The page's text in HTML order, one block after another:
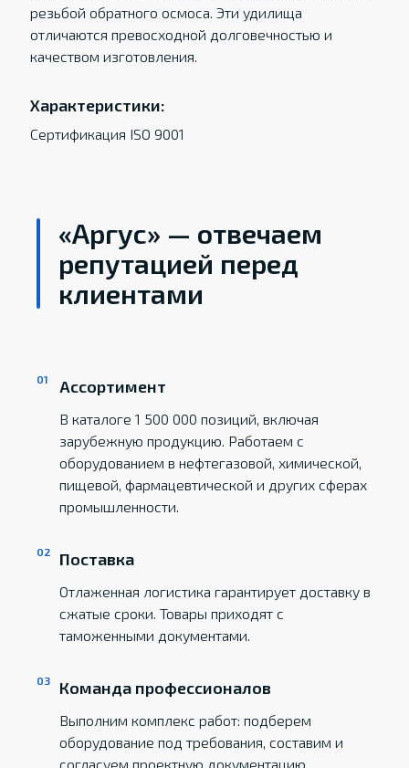
резьбой обратного осмоса. Эти удилища
отличаются превосходной долговечностью и
качеством изготовления.
Характеристики:
Сертификация ISO 9001
«Аргус» — отвечаем
репутацией перед
клиентами
Ассортимент
В каталоге 1 500 000 позиций, включая
зарубежную продукцию. Работаем с
оборудованием в нефтегазовой, химической,
пищевой, фармацевтической и других сферах
промышленности.
Поставка
Отлаженная логистика гарантирует доставку в
сжатые сроки. Товары приходят с
таможенными документами.
Команда профессионалов
Выполним комплекс работ: подберем
оборудование под требования, составим и
согласуем проектную документацию,